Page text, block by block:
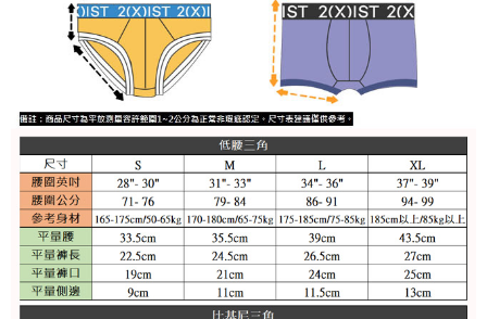
２．訂單成立數日內，您將收到繳費通知簡訊。
３．收到繳費通知簡訊後14天內，點擊此簡訊中的連結，可透過四大超商／
ATM／網路銀行／等多元方式進行付款，方視為交易完成。
※ 請注意：結帳手續完成當下不需立刻繳費，但若您需要取消訂單，請聯絡
購買商品的店家。未經商家同意取消之訂單仍視為有效，需透過AFTEE先享
後付繳納相關費用。
※ 交易是否成功請以「AFTEE先享後付 」之結帳頁面顯示為準，若有關於
是否繳費成功／繳費後需取消欲退款等相關疑問，請聯繫「AFTEE先享後付
客戶支援中心」https://netprotections.freshdesk.com/support/home
【注意事項】
１．透過由恩沛科技股份有限公司提供之「AFTEE先享後付」服務完成之交
易，需依本服務之必要範圍內提供個人資料，並將交易相關給付款項請求債
權轉讓予恩沛科技股份有限公司。
２．關於個人資料處理事宜，請瀏覽以下網址：
https://aftee.tw/terms/#terms3
每筆NT$80，滿NT$1,200(含以上)免運費
7-11取貨付款
每筆NT$80，滿NT$1,200(含以上)免運費
付款後7-11取貨
每筆NT$80，滿NT$1,200(含以上)免運費
宅配
每筆NT$85，滿NT$1,200(含以上)免運費
澎湖、金門、馬祖、小琉球、綠島、蘭嶼(郵局配送)
每筆NT$125